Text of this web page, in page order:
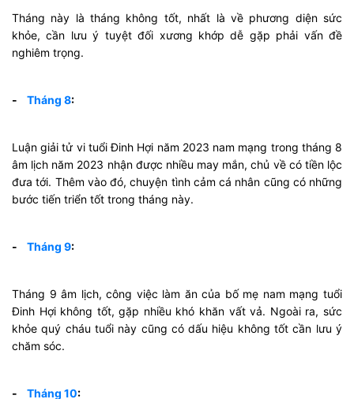
Tháng này là tháng không tốt, nhất là về phương diện sức
khỏe, cần lưu ý tuyệt đối xương khớp dễ gặp phải vấn đề
nghiêm trọng.
- Tháng 8:
Luận giải tử vi tuổi Đinh Hợi năm 2023 nam mạng trong tháng 8
âm lịch năm 2023 nhận được nhiều may mắn, chủ về có tiền lộc
đưa tới. Thêm vào đó, chuyện tình cảm cá nhân cũng có những
bước tiến triển tốt trong tháng này.
- Tháng 9:
Tháng 9 âm lịch, công việc làm ăn của bố mẹ nam mạng tuổi
Đinh Hợi không tốt, gặp nhiều khó khăn vất vả. Ngoài ra, sức
khỏe quý cháu tuổi này cũng có dấu hiệu không tốt cần lưu ý
chăm sóc.
- Tháng 10: